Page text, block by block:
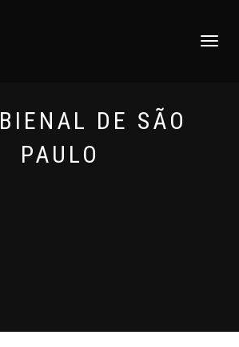
ALTERNAR
BIENAL DE SÃO
PAULO